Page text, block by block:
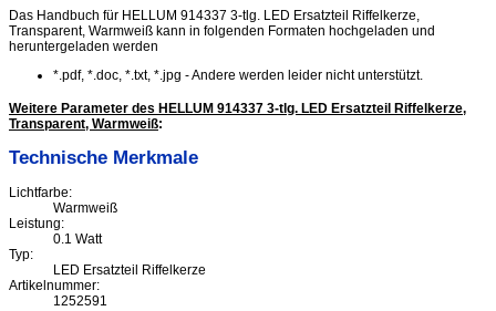
Das Handbuch für HELLUM 914337 3-tlg. LED Ersatzteil Riffelkerze,
Transparent, Warmweiß kann in folgenden Formaten hochgeladen und
heruntergeladen werden
*.pdf, *.doc, *.txt, *.jpg - Andere werden leider nicht unterstützt.
Weitere Parameter des HELLUM 914337 3-tlg. LED Ersatzteil Riffelkerze,
Transparent, Warmweiß:
Technische Merkmale
Lichtfarbe:
Warmweiß
Leistung:
0.1 Watt
Typ:
LED Ersatzteil Riffelkerze
Artikelnummer:
1252591